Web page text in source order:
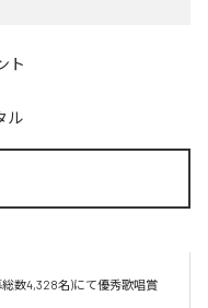
ト
ル
数4,328名)にて優秀歌唱賞